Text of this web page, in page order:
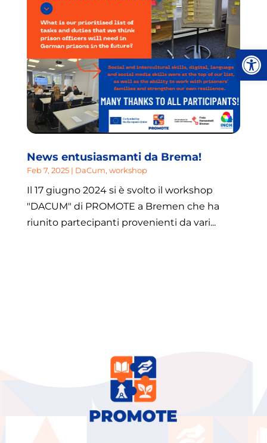
Apri
News entusiasmanti da Brema!
Feb 7, 2025| DaCum, workshop
Il 17 giugno 2024 si è svolto il workshop
"DACUM" di PROMOTE a Bremen che ha
riunito partecipanti provenienti da vari...